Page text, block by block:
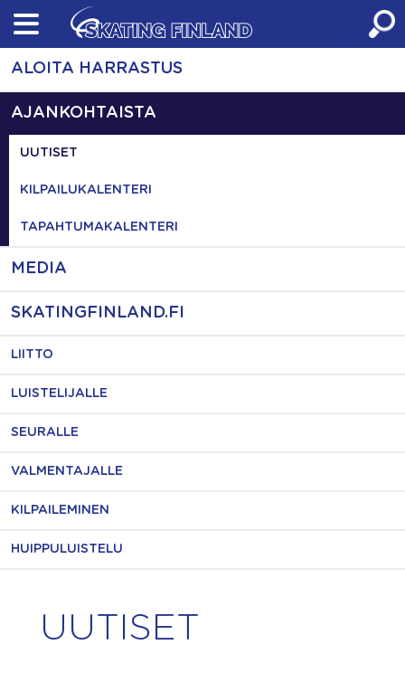
Skip
content
ALOITA HARRASTUS
AJANKOHTAISTA
UUTISET
KILPAILUKALENTERI
TAPAHTUMAKALENTERI
MEDIA
SKATINGFINLAND.FI
LIITTO
LUISTELIJALLE
SEURALLE
VALMENTAJALLE
KILPAILEMINEN
HUIPPULUISTELU
UUTISET